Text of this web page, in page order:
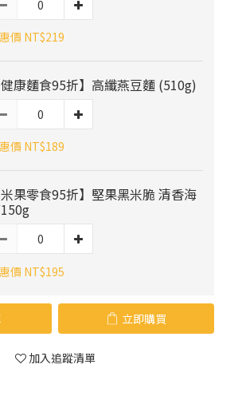
價 NT$219
健康麵食95折】高纖燕豆麵 (510g)
價 NT$189
米果零食95折】堅果黑米脆 清香海
價 NT$195
立即購買
加入追蹤清單